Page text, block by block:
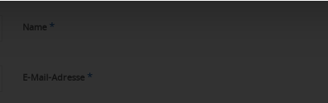
Name *
E-Mail-Adresse *